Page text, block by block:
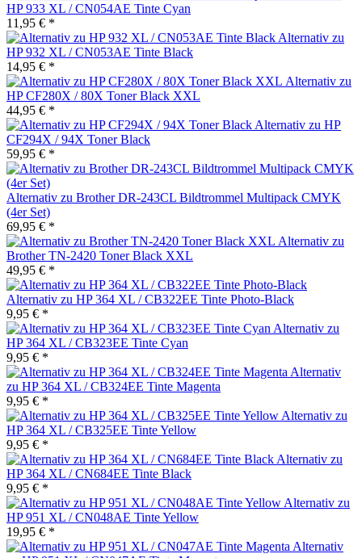
HP 933 XL / CN054AE Tinte Cyan
11,95 € *
Alternativ zu
HP 932 XL / CN053AE Tinte Black
14,95 € *
Alternativ zu
HP CF280X / 80X Toner Black XXL
44,95 € *
Alternativ zu HP
CF294X / 94X Toner Black
59,95 € *
Alternativ zu Brother DR-243CL Bildtrommel Multipack CMYK
(4er Set)
69,95 € *
Alternativ zu
Brother TN-2420 Toner Black XXL
49,95 € *
Alternativ zu HP 364 XL / CB322EE Tinte Photo-Black
9,95 € *
Alternativ zu
HP 364 XL / CB323EE Tinte Cyan
9,95 € *
Alternativ
zu HP 364 XL / CB324EE Tinte Magenta
9,95 € *
Alternativ zu
HP 364 XL / CB325EE Tinte Yellow
9,95 € *
Alternativ zu
HP 364 XL / CN684EE Tinte Black
9,95 € *
Alternativ zu
HP 951 XL / CN048AE Tinte Yellow
19,95 € *
Alternativ